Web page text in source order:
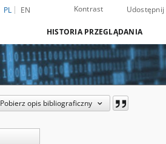
PL EN Kontrast Udostępnij
HISTORIA PRZEGLĄDANIA
Pobierz opis bibliograficzny